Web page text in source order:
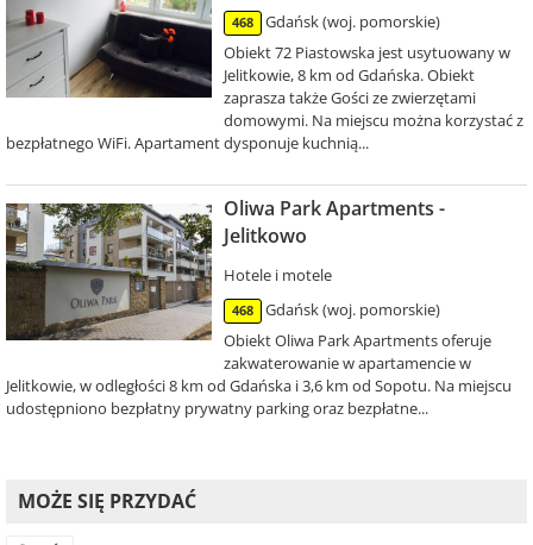
468
Gdańsk (woj. pomorskie)
Obiekt 72 Piastowska jest usytuowany w
Jelitkowie, 8 km od Gdańska. Obiekt
zaprasza także Gości ze zwierzętami
domowymi. Na miejscu można korzystać z
bezpłatnego WiFi. Apartament dysponuje kuchnią...
Oliwa Park Apartments -
Jelitkowo
Hotele i motele
468
Gdańsk (woj. pomorskie)
Obiekt Oliwa Park Apartments oferuje
zakwaterowanie w apartamencie w
Jelitkowie, w odległości 8 km od Gdańska i 3,6 km od Sopotu. Na miejscu
udostępniono bezpłatny prywatny parking oraz bezpłatne...
MOŻE SIĘ PRZYDAĆ